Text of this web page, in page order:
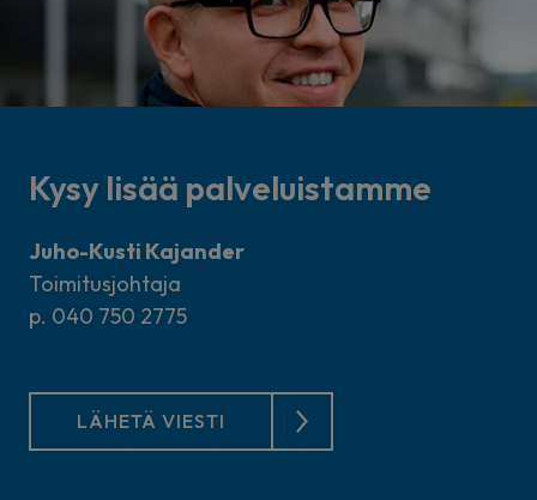
Kysy lisää palveluistamme
Juho-Kusti Kajander
Toimitusjohtaja
p. 040 750 2775
LÄHETÄ VIESTI